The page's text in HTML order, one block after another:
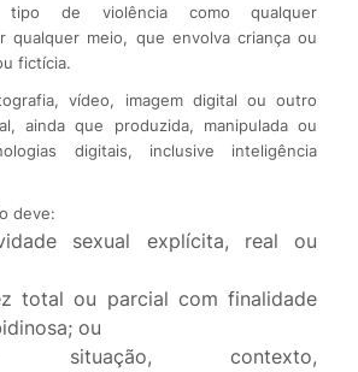
tipo de violência como qualquer
qualquer meio, que envolva criança ou
fictícia.
vídeo, imagem digital ou outro
ainda que produzida, manipulada ou
digitais, inclusive inteligência
deve:
sexual explícita, real ou
total ou parcial com finalidade
ou
situação, contexto,